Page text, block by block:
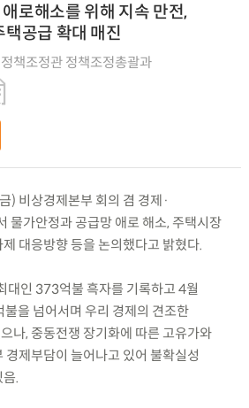
로해소를 위해 지속 만전,
공급 확대 매진
책조정관 정책조정총괄과
) 비상경제본부 회의 겸 경제·
물가안정과 공급망 애로 해소, 주택시장
대응방향 등을 논의했다고 밝혔다.
대인 373억불 흑자를 기록하고 4월
을 넘어서며 우리 경제의 견조한
나, 중동전쟁 장기화에 따른 고유가와
경제부담이 늘어나고 있어 불확실성
.